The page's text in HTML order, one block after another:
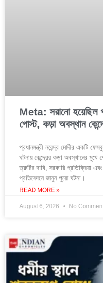
Meta: সরানো হয়েছিল
পোস্ট, কড়া অবস্থান
প্রধানমন্ত্রী নরেন্দ্র মোদীর একটি
ঘটনায় কেন্দ্রের কড়া অবস্থানের মুখে
ত্রুটির দাবি, সরকারি প্রতিক্রিয়া এবং
প্রতিবেদনে জানুন পুরো ঘটনা।
READ MORE »
August 6, 2026 No